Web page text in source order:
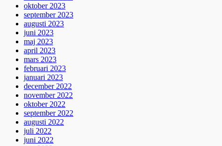
oktober 2023
september 2023
augusti 2023
juni 2023
maj 2023
april 2023
mars 2023
februari 2023
januari 2023
december 2022
november 2022
oktober 2022
september 2022
augusti 2022
juli 2022
juni 2022